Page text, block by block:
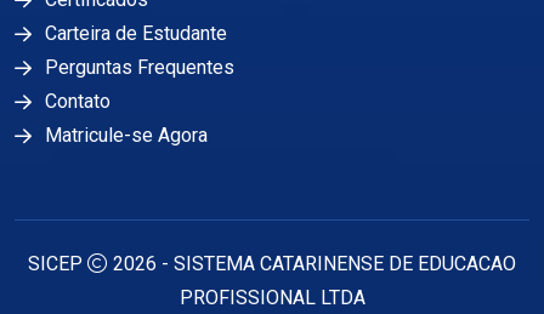
Carteira de Estudante
Perguntas Frequentes
Contato
Matricule-se Agora
SICEP
2026 - SISTEMA CATARINENSE DE EDUCACAO
PROFISSIONAL LTDA